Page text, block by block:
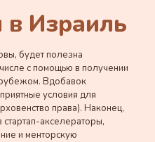
в Израиль
будет полезна
с помощью в получении
Вдобавок
условия для
права). Наконец,
стартап-акселераторы,
и менторскую